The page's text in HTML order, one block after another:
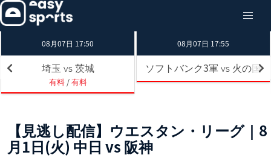
08月07日 17:50
埼玉 vs 茨城
有料/有料
08月07日 17:55
ソフトバンク3軍 vs 火の国
【見逃し配信】ウエスタン・リーグ｜8
月1日(火) 中日 vs 阪神